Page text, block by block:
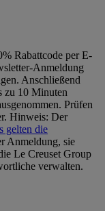
Rabattcode per E-
Anmeldung
Anschließend
zu 10 Minuten
Prüfen
Hinweis: Der
gelten die
Anmeldung, sie
Le Creuset Group
verwalten.